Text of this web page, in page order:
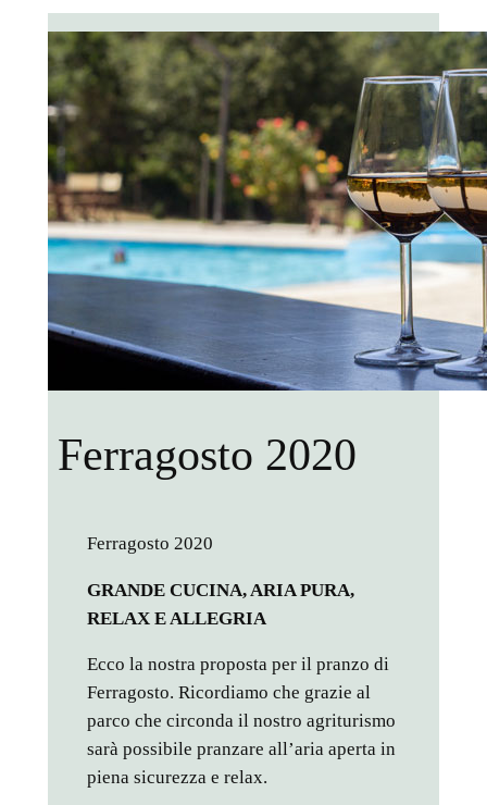
Ferragosto 2020
Ferragosto 2020
GRANDE CUCINA, ARIA PURA,
RELAX E ALLEGRIA
Ecco la nostra proposta per il pranzo di
Ferragosto. Ricordiamo che grazie al
parco che circonda il nostro agriturismo
sarà possibile pranzare all’aria aperta in
piena sicurezza e relax.